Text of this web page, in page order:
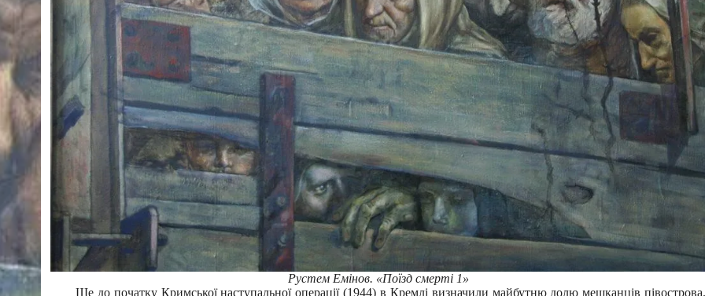
Рустем Емінов. «Поїзд смерті 1»
Ще до початку Кримської наступальної операції (1944) в Кремлі визначили майбутню долю мешканців півострова.